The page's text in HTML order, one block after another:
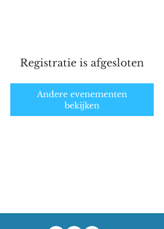
Registratie is afgesloten
Andere evenementen
bekijken